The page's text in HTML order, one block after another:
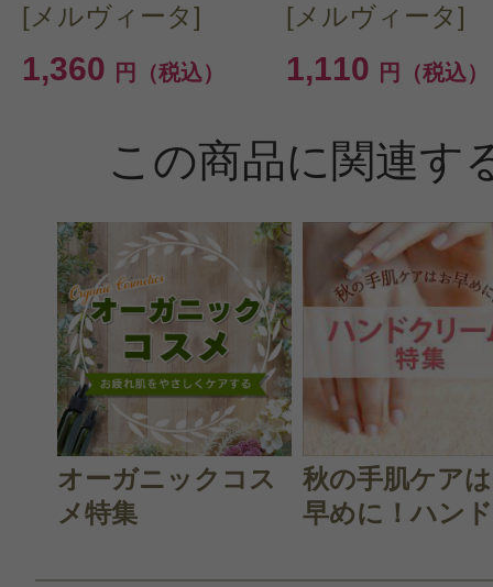
[メルヴィータ]
1,360 円（税込）
[メルヴィータ]
1,110 円（税込）
この商品に関連す
オーガニックコス
メ特集
秋の手肌ケア
早めに！ハン